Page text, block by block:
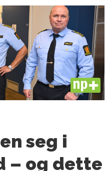
PLUS
seg i
– og dette